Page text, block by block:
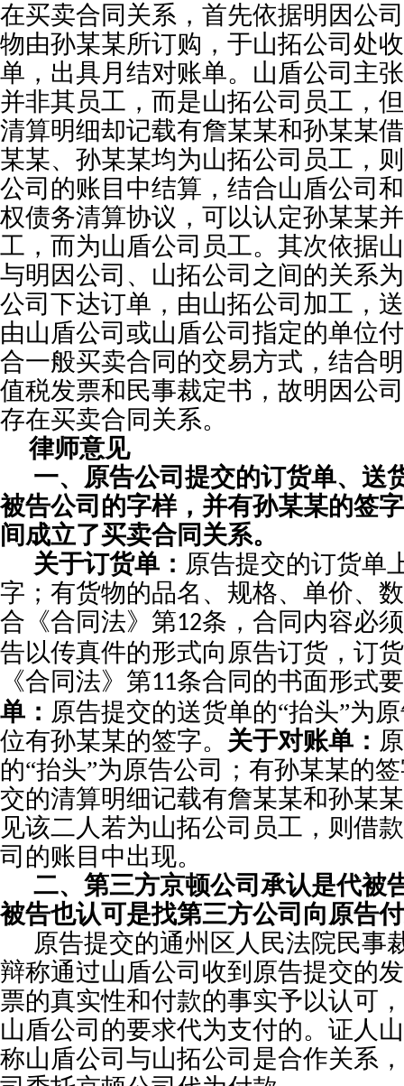
在买卖合同关系，首先依据明因公
物由孙某某所订购，于山拓公司处
单，出具月结对账单。山盾公司主
并非其员工，而是山拓公司员工，
清算明细却记载有詹某某和孙某某
某某、孙某某均为山拓公司员工，
公司的账目中结算，结合山盾公司
权债务清算协议，可以认定孙某某
工，而为山盾公司员工。其次依据
与明因公司、山拓公司之间的关系
公司下达订单，由山拓公司加工，
由山盾公司或山盾公司指定的单位
合一般买卖合同的交易方式，结合
值税发票和民事裁定书，故明因公
存在买卖合同关系。
律师意见
一、原告公司提交的订货单、送
被告公司的字样，并有孙某某的签
间成立了买卖合同关系。
关于订货单： 原告提交的订货单
字；有货物的品名、规格、单价、
合《合同法》第12条，合同内容必
告以传真件的形式向原告订货，订
《合同法》第11条合同的书面形式
单： 原告提交的送货单的“抬头”为
位有孙某某的签字。 关于对账单：
的“抬头”为原告公司；有孙某某的
交的清算明细记载有詹某某和孙某
见该二人若为山拓公司员工，则借
司的账目中出现。
二、第三方京顿公司承认是代被
被告也认可是找第三方公司 向原告
原告提交的通州区人民法院民事
辩称通过山盾公司收到原告提交的
票的真实性和付款的事实予以认可
山盾公司的要求代为支付的。 证人
称山盾公司与山拓公司 是合作关系